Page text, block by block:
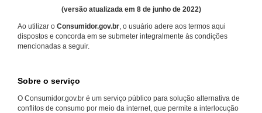
(versão atualizada em 8 de junho de 2022)
Ao utilizar o Consumidor.gov.br, o usuário adere aos termos aqui
dispostos e concorda em se submeter integralmente às condições
mencionadas a seguir.
Sobre o serviço
O Consumidor.gov.br é um serviço público para solução alternativa de
conflitos de consumo por meio da internet, que permite a interlocução